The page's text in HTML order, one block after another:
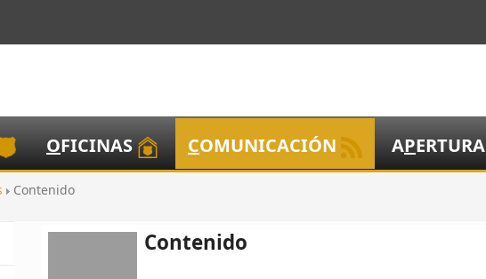
OFICINAS COMUNICACIÓN APERTURA
Contenido
Contenido